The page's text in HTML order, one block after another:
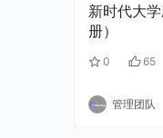
新时代大
册）
0 65
管理团队